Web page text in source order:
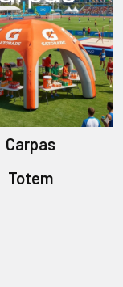
Carpas
Totem